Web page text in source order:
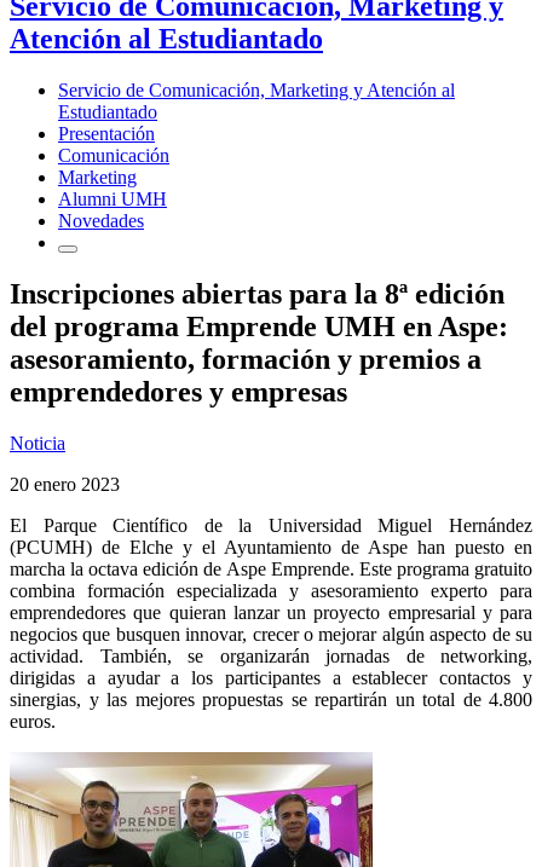
Atención al Estudiantado
Servicio de Comunicación, Marketing y Atención al
Estudiantado
Presentación
Comunicación
Marketing
Alumni UMH
Novedades
Inscripciones abiertas para la 8ª edición
del programa Emprende UMH en Aspe:
asesoramiento, formación y premios a
emprendedores y empresas
Noticia
20 enero 2023
El Parque Científico de la Universidad Miguel Hernández
(PCUMH) de Elche y el Ayuntamiento de Aspe han puesto en
marcha la octava edición de Aspe Emprende. Este programa gratuito
combina formación especializada y asesoramiento experto para
emprendedores que quieran lanzar un proyecto empresarial y para
negocios que busquen innovar, crecer o mejorar algún aspecto de su
actividad. También, se organizarán jornadas de networking,
dirigidas a ayudar a los participantes a establecer contactos y
sinergias, y las mejores propuestas se repartirán un total de 4.800
euros.